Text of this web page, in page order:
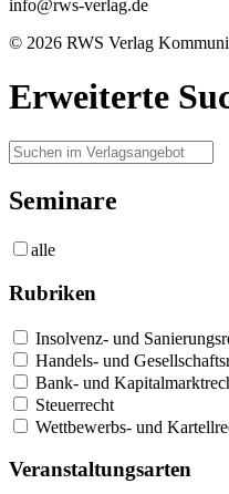
info@rws-verlag.de
© 2026 RWS Verlag
Erweiterte
Seminare
alle
Rubriken
Insolvenz- und
Handels- und
Bank- und
Steuerrecht
Wettbewerbs- und
Veranstaltungsarten